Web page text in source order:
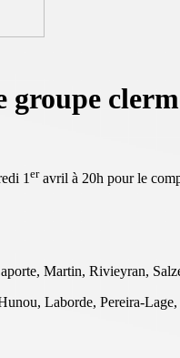
1 eravril à 20h pour le
Martin, Rivieyran,
Laborde, Pereira-Lage,